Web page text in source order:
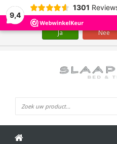
9,4
1301
Wij slaan cookies op om onze
Ja Nee